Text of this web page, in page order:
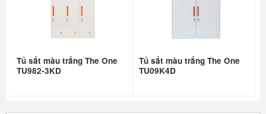
Tủ sắt màu trắng The One
TU982-3KD
Tủ sắt màu trắng The One
TU09K4D